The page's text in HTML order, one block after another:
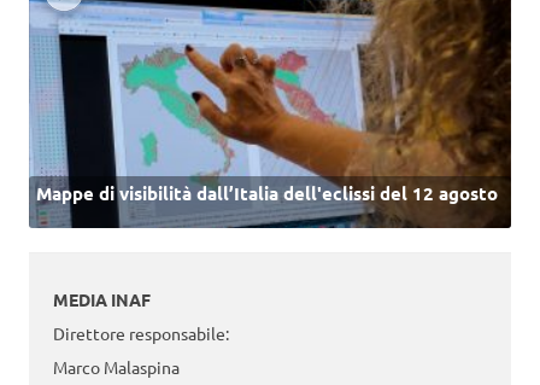
Mappe di visibilità dall’Italia dell'eclissi del 12 agosto
MEDIA INAF
Direttore responsabile:
Marco Malaspina